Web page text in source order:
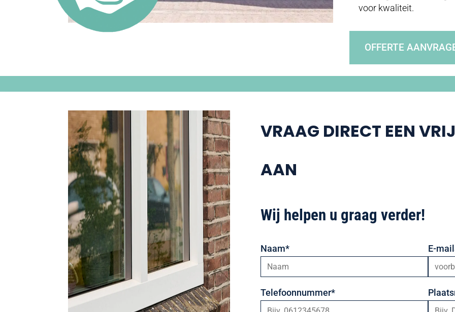
voor kwaliteit.
OFFERTE
VRAAG DIRECT EEN
AAN
Wij helpen u graag verder!
Naam* E-
Telefoonnummer*